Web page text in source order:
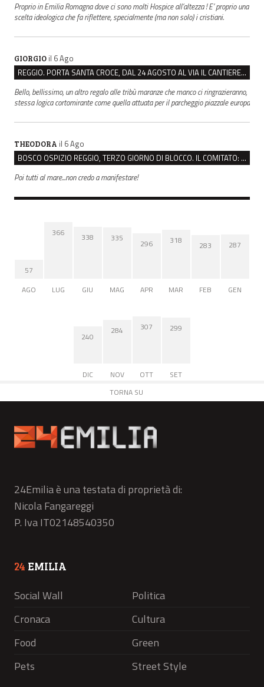
Proprio in Emilia Romagna dove ci sono molti Hospice all’altezza ! E’ proprio una
scelta ideologica che fa riflettere, specialmente (ma non solo) i cristiani.
GIORGIO il 6 Ago
REGGIO. PORTA SANTA CROCE, DAL 24 AGOSTO AL VIA IL CANTIERE PER IL NUOVO COLLETTORE FOGNARIO
Bello, bellissimo, un altro regalo alle tribù maranze che manco ci ringrazieranno,
stessa logica cortomirante come quella attuata per il parcheggio piazzale europa
THEODORA il 6 Ago
BOSCO OSPIZIO REGGIO, TERZO GIORNO DI BLOCCO. IL COMITATO: “PRESIDIO FINO A VENERDÌ”
Poi tutti al mare...non credo a manifestare!
57
AGO
366
LUG
338
GIU
335
MAG
296
APR
318
MAR
283
FEB
287
GEN
240
DIC
284
NOV
307
OTT
299
SET
TORNA SU
24Emilia è una testata di proprietà di:
Nicola Fangareggi
P. Iva IT02148540350
24 EMILIA
Social Wall
Politica
Cronaca
Cultura
Food
Green
Pets
Street Style